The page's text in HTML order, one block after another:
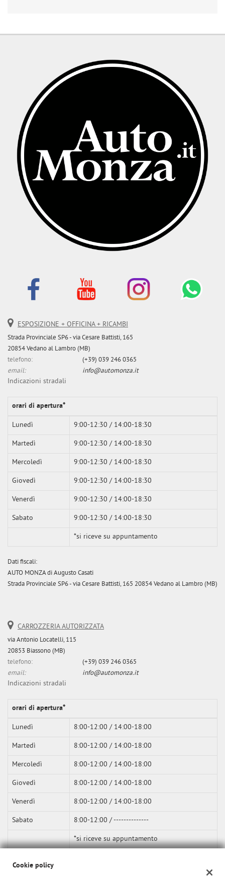
ESPOSIZIONE + OFFICINA + RICAMBI
Strada Provinciale SP6 - via Cesare Battisti, 165
20854 Vedano al Lambro (MB)
telefono:
(+39) 039 246 0365
email:
info@automonza.it
Indicazioni stradali
orari di apertura*
Lunedì 9:00-12:30 / 14:00-18:30
Martedì 9:00-12:30 / 14:00-18:30
Mercoledì 9:00-12:30 / 14:00-18:30
Giovedì 9:00-12:30 / 14:00-18:30
Venerdì 9:00-12:30 / 14:00-18:30
Sabato 9:00-12:30 / 14:00-18:30
*si riceve su appuntamento
Dati fiscali:
AUTO MONZA di Augusto Casati
Strada Provinciale SP6 - via Cesare Battisti, 165 20854 Vedano al Lambro (MB)
CARROZZERIA AUTORIZZATA
via Antonio Locatelli, 115
20853 Biassono (MB)
telefono:
(+39) 039 246 0365
email:
info@automonza.it
Indicazioni stradali
orari di apertura*
Lunedì 8:00-12:00 / 14:00-18:00
Martedì 8:00-12:00 / 14:00-18:00
Mercoledì 8:00-12:00 / 14:00-18:00
Giovedì 8:00-12:00 / 14:00-18:00
Venerdì 8:00-12:00 / 14:00-18:00
Sabato 8:00-12:00 / --------------
*si riceve su appuntamento
Cookie policy